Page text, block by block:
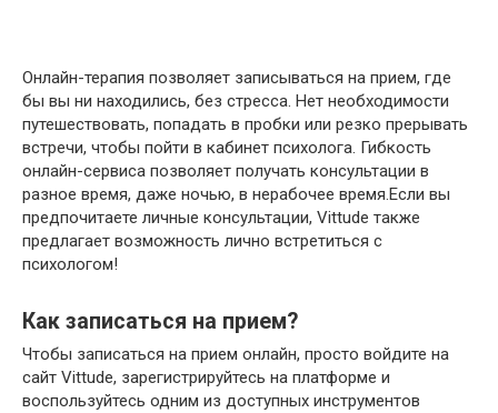
Онлайн-терапия позволяет записываться на прием, где
бы вы ни находились, без стресса. Нет необходимости
путешествовать, попадать в пробки или резко прерывать
встречи, чтобы пойти в кабинет психолога. Гибкость
онлайн-сервиса позволяет получать консультации в
разное время, даже ночью, в нерабочее время.Если вы
предпочитаете личные консультации, Vittude также
предлагает возможность лично встретиться с
психологом!
Как записаться на прием?
Чтобы записаться на прием онлайн, просто войдите на
сайт Vittude, зарегистрируйтесь на платформе и
воспользуйтесь одним из доступных инструментов